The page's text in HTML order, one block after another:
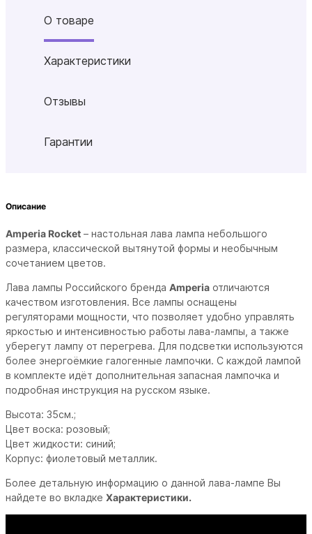
О товаре
Характеристики
Отзывы
Гарантии
Описание
Amperia Rocket – настольная лава лампа небольшого
размера, классической вытянутой формы и необычным
сочетанием цветов.
Лава лампы Российского бренда Amperia отличаются
качеством изготовления. Все лампы оснащены
регуляторами мощности, что позволяет удобно управлять
яркостью и интенсивностью работы лава-лампы, а также
уберегут лампу от перегрева. Для подсветки используются
более энергоёмкие галогенные лампочки. С каждой лампой
в комплекте идёт дополнительная запасная лампочка и
подробная инструкция на русском языке.
Высота: 35см.;
Цвет воска: розовый;
Цвет жидкости: синий;
Корпус: фиолетовый металлик.
Более детальную информацию о данной лава-лампе Вы
найдете во вкладке Характеристики.